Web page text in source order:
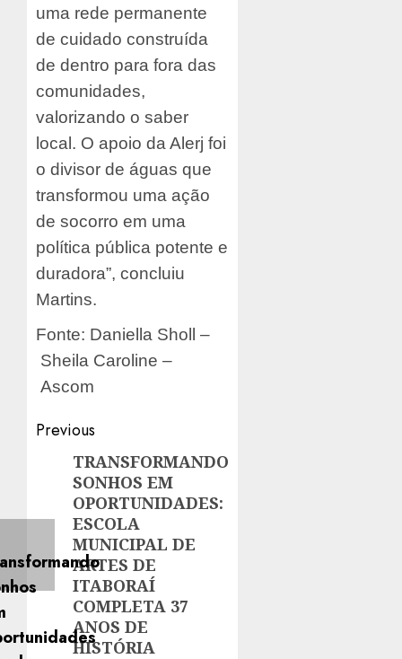
uma rede permanente
de cuidado construída
de dentro para fora das
comunidades,
valorizando o saber
local. O apoio da Alerj foi
o divisor de águas que
transformou uma ação
de socorro em uma
política pública potente e
duradora”, concluiu
Martins.
Fonte: Daniella Sholl –
Sheila Caroline –
Ascom
Post
navigation
Previous
Previous
post:
TRANSFORMANDO
SONHOS EM
OPORTUNIDADES:
ESCOLA
MUNICIPAL DE
ARTES DE
ITABORAÍ
COMPLETA 37
ANOS DE
HISTÓRIA